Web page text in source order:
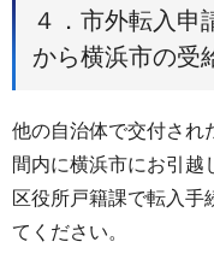
４．市外転入申
から横浜市の受
他の自治体で交付され
間内に横浜市にお引越
区役所戸籍課で転入手
てください。